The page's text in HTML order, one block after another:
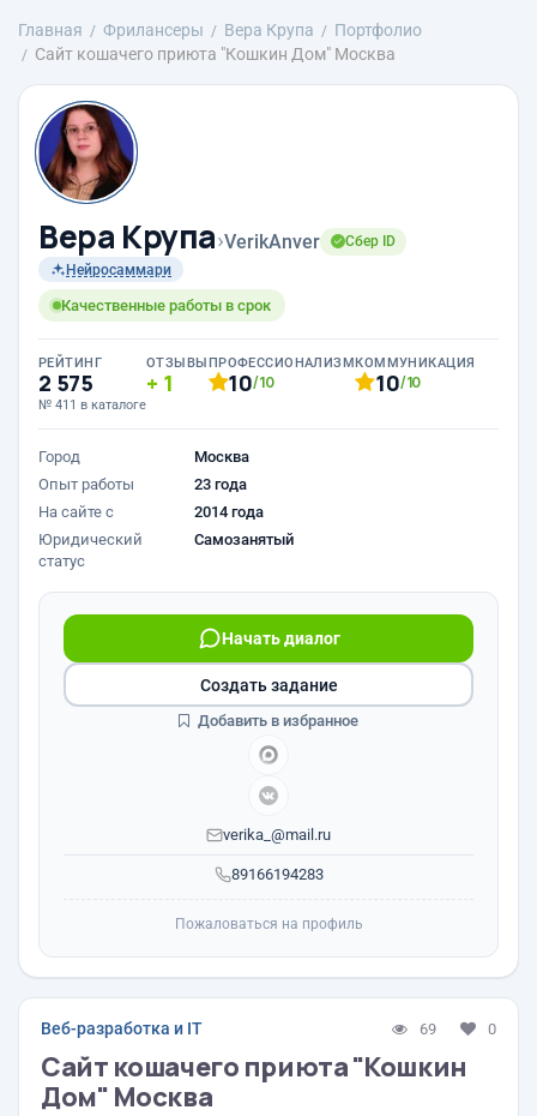
Главная Фрилансеры Вера Крупа
Портфолио
Сайт кошачего приюта "Кошкин Дом" Москва
Вера Крупа›VerikAnver
Сбер ID
Нейросаммари
Качественные работы в срок
РЕЙТИНГ
2 575
№ 411 в каталоге
ОТЗЫВЫ
1
ПРОФЕССИОНАЛИЗМ
10/10
КОММУНИКАЦИЯ
10/10
Город
Москва
Опыт работы
23 года
На сайте с
2014 года
Юридический
статус
Самозанятый
89166194283
Начать диалог
verika_@mail.ru
Создать задание
Добавить в избранное
Пожаловаться на профиль
Веб-разработка и IT 69 0
Сайт кошачего приюта "Кошкин
Дом" Москва